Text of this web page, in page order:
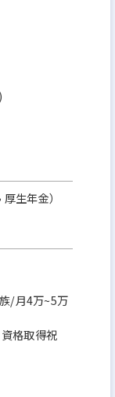
生年金）
/月4万~5万
格取得祝